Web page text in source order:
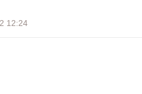
12:24